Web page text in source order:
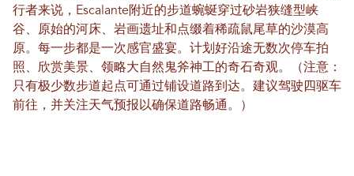
行者来说，Escalante附近的步道蜿蜒穿过砂岩狭缝型峡
谷、原始的河床、岩画遗址和点缀着稀疏鼠尾草的沙漠高
原。每一步都是一次感官盛宴。计划好沿途无数次停车拍
照、欣赏美景、领略大自然鬼斧神工的奇石奇观。（注意：
只有极少数步道起点可通过铺设道路到达。建议驾驶四驱车
前往，并关注天气预报以确保道路畅通。）